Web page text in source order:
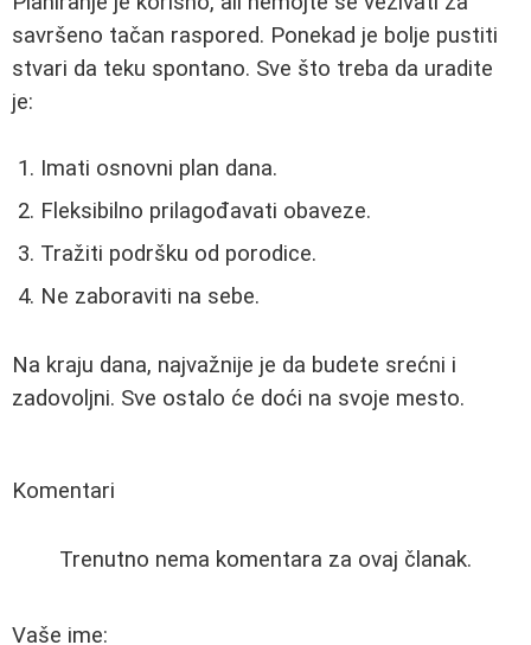
savršeno tačan raspored. Ponekad je bolje pustiti
stvari da teku spontano. Sve što treba da uradite
je:
Imati osnovni plan dana.
Fleksibilno prilagođavati obaveze.
Tražiti podršku od porodice.
Ne zaboraviti na sebe.
Na kraju dana, najvažnije je da budete srećni i
zadovoljni. Sve ostalo će doći na svoje mesto.
Komentari
Trenutno nema komentara za ovaj članak.
Vaše ime: